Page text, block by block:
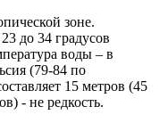
зоне.
до 34 градусов
воды – в
(79-84 по
15 метров (45
- не редкость.